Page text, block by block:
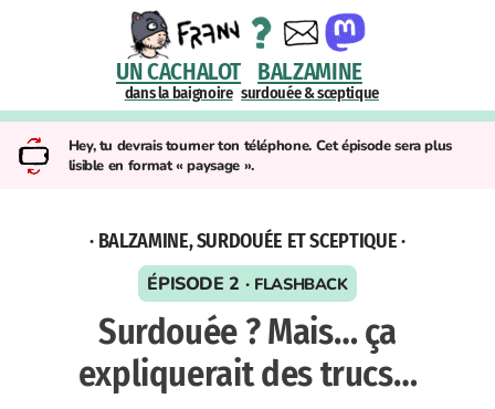
UN CACHALOT
dans la baignoire
BALZAMINE
surdouée & sceptique
Hey, tu devrais tourner ton téléphone. Cet épisode sera plus
lisible en format « paysage ».
· BALZAMINE, SURDOUÉE ET SCEPTIQUE ·
ÉPISODE 2 · FLASHBACK
Surdouée ? Mais… ça
expliquerait des trucs…